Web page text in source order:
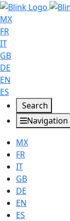
MX
FR
IT
GB
DE
EN
ES
Search
Navigation
MX
FR
IT
GB
DE
EN
ES